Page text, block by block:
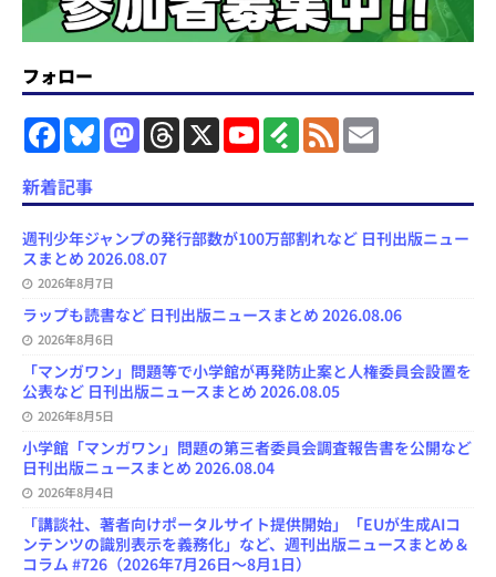
フォロー
F
a
e
b
o
k
B
s
y
M
a
o
o
n
T
h
a
s
X
Y
o
u
e
C
n
F
e
l
F
e
l
新着記事
週刊少年ジャンプの発行部数が100万部割れなど 日刊出版ニュー
スまとめ 2026.08.07
2026年8月7日
ラップも読書など 日刊出版ニュースまとめ 2026.08.06
2026年8月6日
「マンガワン」問題等で小学館が再発防止案と人権委員会設置を
公表など 日刊出版ニュースまとめ 2026.08.05
2026年8月5日
小学館「マンガワン」問題の第三者委員会調査報告書を公開など
日刊出版ニュースまとめ 2026.08.04
2026年8月4日
「講談社、著者向けポータルサイト提供開始」「EUが生成AIコ
ンテンツの識別表示を義務化」など、週刊出版ニュースまとめ＆
コラム #726（2026年7月26日～8月1日）